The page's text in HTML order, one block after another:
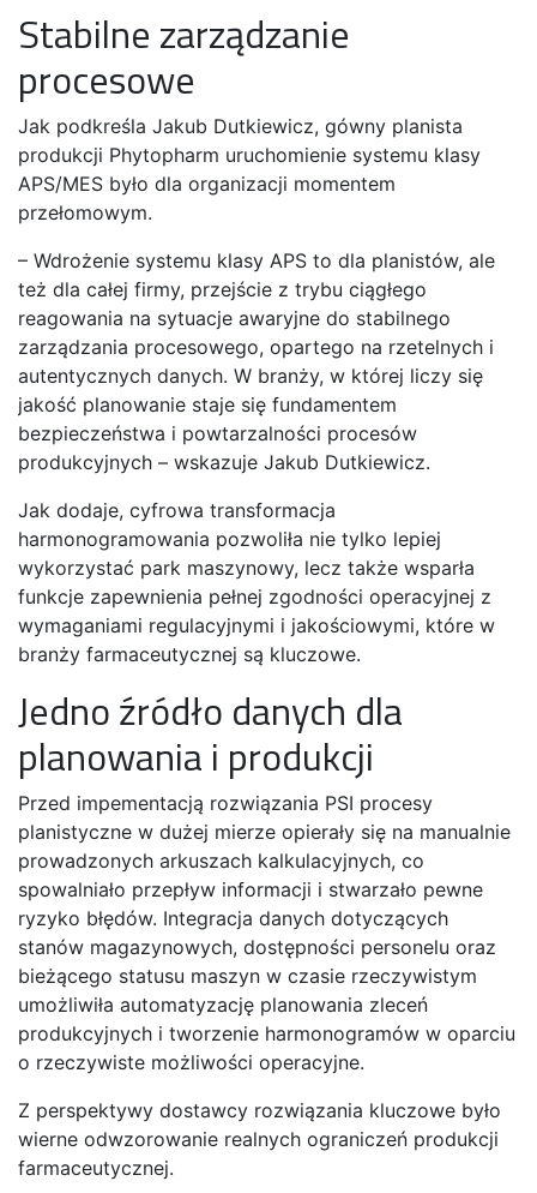
Stabilne zarządzanie
procesowe
Jak podkreśla Jakub Dutkiewicz, gówny planista
produkcji Phytopharm uruchomienie systemu klasy
APS/MES było dla organizacji momentem
przełomowym.
– Wdrożenie systemu klasy APS to dla planistów, ale
też dla całej firmy, przejście z trybu ciągłego
reagowania na sytuacje awaryjne do stabilnego
zarządzania procesowego, opartego na rzetelnych i
autentycznych danych. W branży, w której liczy się
jakość planowanie staje się fundamentem
bezpieczeństwa i powtarzalności procesów
produkcyjnych – wskazuje Jakub Dutkiewicz.
Jak dodaje, cyfrowa transformacja
harmonogramowania pozwoliła nie tylko lepiej
wykorzystać park maszynowy, lecz także wsparła
funkcje zapewnienia pełnej zgodności operacyjnej z
wymaganiami regulacyjnymi i jakościowymi, które w
branży farmaceutycznej są kluczowe.
Jedno źródło danych dla
planowania i produkcji
Przed impementacją rozwiązania PSI procesy
planistyczne w dużej mierze opierały się na manualnie
prowadzonych arkuszach kalkulacyjnych, co
spowalniało przepływ informacji i stwarzało pewne
ryzyko błędów. Integracja danych dotyczących
stanów magazynowych, dostępności personelu oraz
bieżącego statusu maszyn w czasie rzeczywistym
umożliwiła automatyzację planowania zleceń
produkcyjnych i tworzenie harmonogramów w oparciu
o rzeczywiste możliwości operacyjne.
Z perspektywy dostawcy rozwiązania kluczowe było
wierne odwzorowanie realnych ograniczeń produkcji
farmaceutycznej.